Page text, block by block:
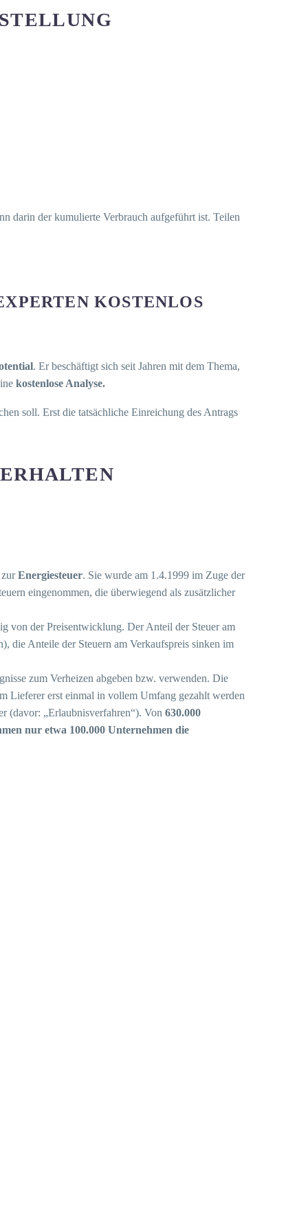
darin der kumulierte Verbrauch aufgeführt ist. Teilen
KOSTENLOS
. Er beschäftigt sich seit Jahren mit dem Thema,
kostenlose Analyse.
soll. Erst die tatsächliche Einreichung des Antrags
zurEnergiesteuer. Sie wurde am 1.4.1999 im Zuge der
eingenommen, die überwiegend als zusätzlicher
von der Preisentwicklung. Der Anteil der Steuer am
die Anteile der Steuern am Verkaufspreis sinken im
zum Verheizen abgeben bzw. verwenden. Die
Lieferer erst einmal in vollem Umfang gezahlt werden
(davor: „Erlaubnisverfahren“). Von 630.000
nur etwa 100.000 Unternehmen die